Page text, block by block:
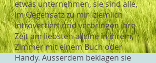
etwas unternehmen, sie sind alle,
im Gegensatz zu mir, ziemlich
introvertiert und verbringen ihre
Zeit am liebsten alleine in ihrem
Zimmer mit einem Buch oder
Handy. Ausserdem beklagen sie